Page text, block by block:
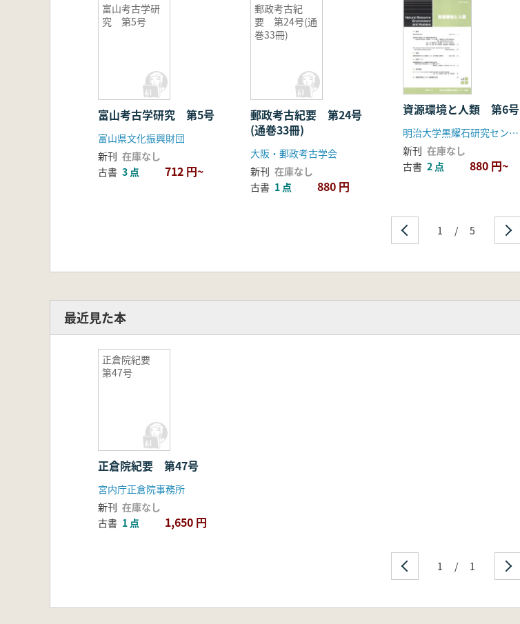
富山考古学研
究 第5号
富山考古学研究 第5号
富山県文化振興財団
新刊 在庫なし
古書 3 点 712 円~
郵政考古紀
要 第24号(通
巻33冊)
郵政考古紀要 第24号
(通巻33冊)
大阪・郵政考古学会
新刊 在庫なし
古書 1 点 880 円
資源環境と人類 第6号
明治大学黒耀石研究センター
新刊 在庫なし
古書 2 点 880 円~
1 / 5
最近見た本
正倉院紀要
第47号
正倉院紀要 第47号
宮内庁正倉院事務所
新刊 在庫なし
古書 1 点 1,650 円
1 / 1